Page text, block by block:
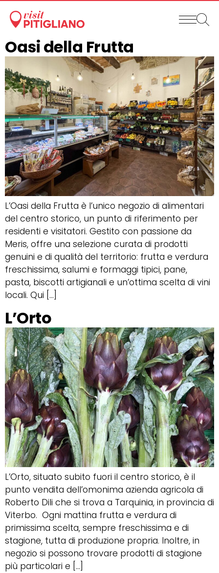
Oasi della Frutta
L’Oasi della Frutta è l’unico negozio di alimentari
del centro storico, un punto di riferimento per
residenti e visitatori. Gestito con passione da
Meris, offre una selezione curata di prodotti
genuini e di qualità del territorio: frutta e verdura
freschissima, salumi e formaggi tipici, pane,
pasta, biscotti artigianali e un’ottima scelta di vini
locali. Qui […]
L’Orto
L’Orto, situato subito fuori il centro storico, è il
punto vendita dell’omonima azienda agricola di
Roberto Dili che si trova a Tarquinia, in provincia di
Viterbo. Ogni mattina frutta e verdura di
primissima scelta, sempre freschissima e di
stagione, tutta di produzione propria. Inoltre, in
negozio si possono trovare prodotti di stagione
più particolari e […]